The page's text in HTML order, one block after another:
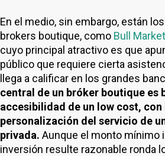
En el medio, sin embargo, están
brokers boutique, como Bull
cuyo principal atractivo es que
público que requiere cierta
llega a calificar en los grandes
central de un bróker boutique es
accesibilidad de un low cost, con
personalización del servicio de
privada. Aunque el monto mínimo
inversión resulte razonable ronda